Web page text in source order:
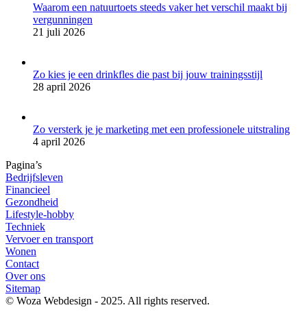
Waarom een natuurtoets steeds vaker het verschil maakt bij
vergunningen
21 juli 2026
Zo kies je een drinkfles die past bij jouw trainingsstijl
28 april 2026
Zo versterk je je marketing met een professionele uitstraling
4 april 2026
Pagina’s
Bedrijfsleven
Financieel
Gezondheid
Lifestyle-hobby
Techniek
Vervoer en transport
Wonen
Contact
Over ons
Sitemap
© Woza Webdesign - 2025. All rights reserved.